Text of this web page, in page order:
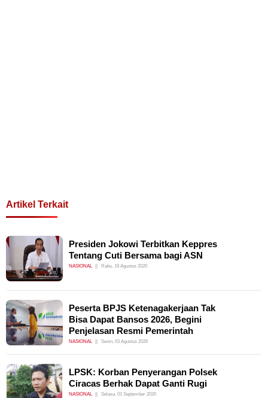
Artikel Terkait
Presiden Jokowi Terbitkan Keppres
Tentang Cuti Bersama bagi ASN
NASIONAL Rabu, 19 Agustus 2020
Peserta BPJS Ketenagakerjaan Tak
Bisa Dapat Bansos 2026, Begini
Penjelasan Resmi Pemerintah
NASIONAL Senin, 03 Agustus 2026
LPSK: Korban Penyerangan Polsek
Ciracas Berhak Dapat Ganti Rugi
NASIONAL Selasa, 01 September 2020